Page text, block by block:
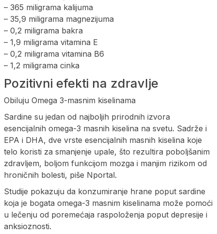
– 365 miligrama kalijuma
– 35,9 miligrama magnezijuma
– 0,2 miligrama bakra
– 1,9 miligrama vitamina E
– 0,2 miligrama vitamina B6
– 1,2 miligrama cinka
Pozitivni efekti na zdravlje
Obiluju Omega 3-masnim kiselinama
Sardine su jedan od najboljih prirodnih izvora
esencijalnih omega-3 masnih kiselina na svetu. Sadrže i
EPA i DHA, dve vrste esencijalnih masnih kiselina koje
telo koristi za smanjenje upale, što rezultira poboljšanim
zdravljem, boljom funkcijom mozga i manjim rizikom od
hroničnih bolesti, piše Nportal.
Studije pokazuju da konzumiranje hrane poput sardine
koja je bogata omega-3 masnim kiselinama može pomoći
u lečenju od poremećaja raspoloženja poput depresije i
anksioznosti.